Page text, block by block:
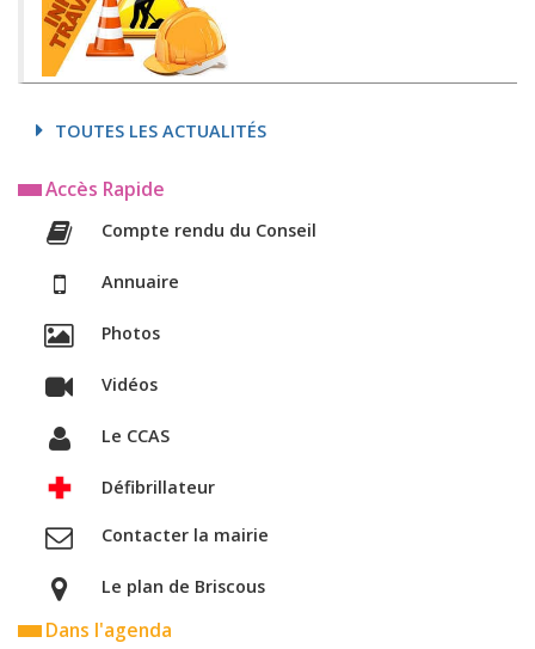
TOUTES LES ACTUALITÉS
Accès Rapide
Compte rendu du Conseil
Annuaire
Photos
Vidéos
Le CCAS
Défibrillateur
Contacter la mairie
Le plan de Briscous
Dans l'agenda